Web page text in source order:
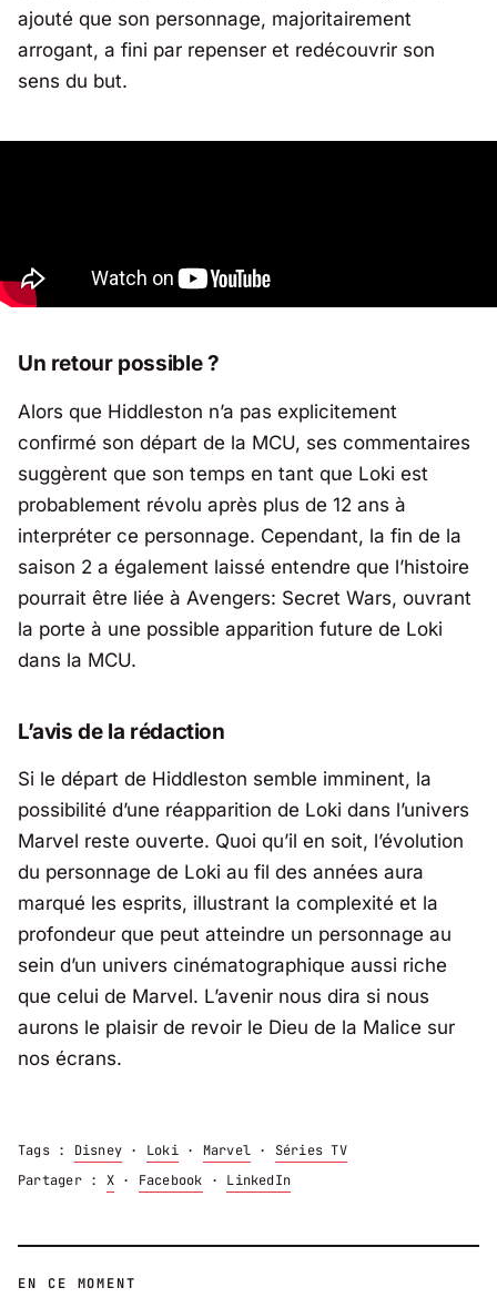
ajouté que son personnage, majoritairement
arrogant, a fini par repenser et redécouvrir son
sens du but.
Un retour possible ?
Alors que Hiddleston n’a pas explicitement
confirmé son départ de la MCU, ses commentaires
suggèrent que son temps en tant que Loki est
probablement révolu après plus de 12 ans à
interpréter ce personnage. Cependant, la fin de la
saison 2 a également laissé entendre que l’histoire
pourrait être liée à Avengers: Secret Wars, ouvrant
la porte à une possible apparition future de Loki
dans la MCU.
L’avis de la rédaction
Si le départ de Hiddleston semble imminent, la
possibilité d’une réapparition de Loki dans l’univers
Marvel reste ouverte. Quoi qu’il en soit, l’évolution
du personnage de Loki au fil des années aura
marqué les esprits, illustrant la complexité et la
profondeur que peut atteindre un personnage au
sein d’un univers cinématographique aussi riche
que celui de Marvel. L’avenir nous dira si nous
aurons le plaisir de revoir le Dieu de la Malice sur
nos écrans.
Tags : Disney · Loki· Marvel · Séries TV
Partager : X· Facebook · LinkedIn
EN CE MOMENT